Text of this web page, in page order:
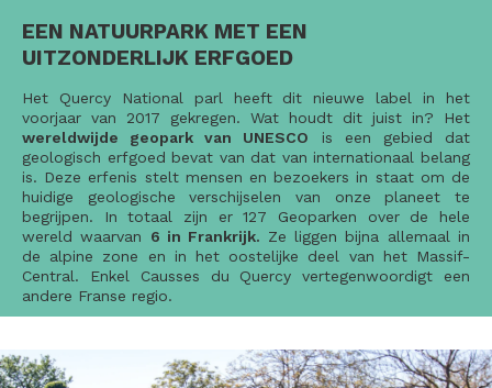
EEN NATUURPARK MET EEN
UITZONDERLIJK ERFGOED
Het Quercy National parl heeft dit nieuwe label in het
voorjaar van 2017 gekregen. Wat houdt dit juist in? Het
wereldwijde geopark van UNESCO is een gebied dat
geologisch erfgoed bevat van dat van internationaal belang
is. Deze erfenis stelt mensen en bezoekers in staat om de
huidige geologische verschijselen van onze planeet te
begrijpen. In totaal zijn er 127 Geoparken over de hele
wereld waarvan 6 in Frankrijk. Ze liggen bijna allemaal in
de alpine zone en in het oostelijke deel van het Massif-
Central. Enkel Causses du Quercy vertegenwoordigt een
andere Franse regio.